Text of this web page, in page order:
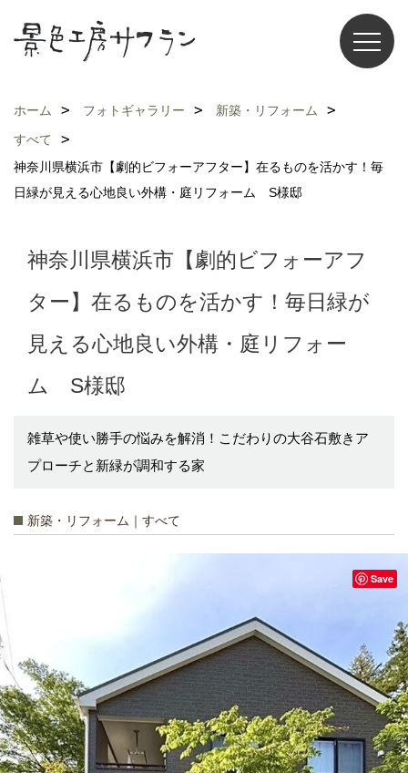
ホーム フォトギャラリー
新築・リフォーム
すべて
神奈川県横浜市【劇的ビフォーアフター】在るものを活かす！毎
日緑が見える心地良い外構・庭リフォーム S様邸
神奈川県横浜市【劇的ビフォーアフ
ター】在るものを活かす！毎日緑が
見える心地良い外構・庭リフォー
ム S様邸
雑草や使い勝手の悩みを解消！こだわりの大谷石敷きア
プローチと新緑が調和する家
新築・リフォーム｜すべて
Save